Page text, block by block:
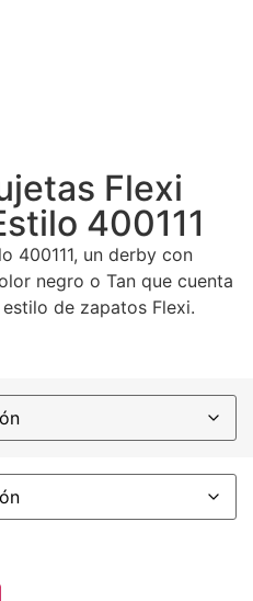
Flexi
400111
400111, un derby con
negro o Tan que cuenta
de zapatos Flexi.